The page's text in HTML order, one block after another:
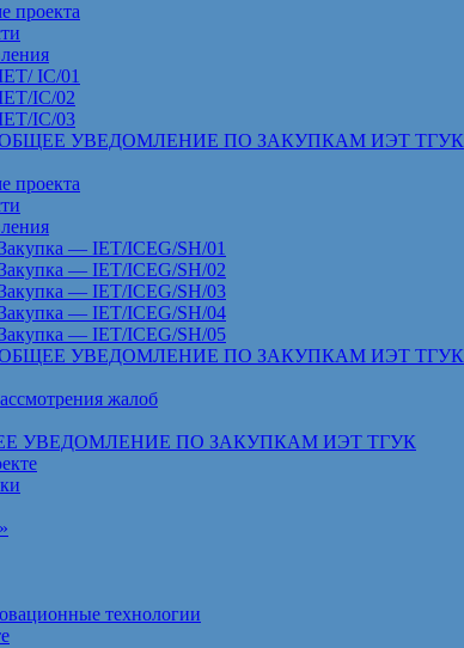
проекта
IC/01
IC/02
IC/03
УВЕДОМЛЕНИЕ ПО ЗАКУПКАМ ИЭТ ТГУК
проекта
— IET/ICEG/SH/01
— IET/ICEG/SH/02
— IET/ICEG/SH/03
— IET/ICEG/SH/04
— IET/ICEG/SH/05
УВЕДОМЛЕНИЕ ПО ЗАКУПКАМ ИЭТ ТГУК
жалоб
УВЕДОМЛЕНИЕ ПО ЗАКУПКАМ ИЭТ ТГУК
технологии